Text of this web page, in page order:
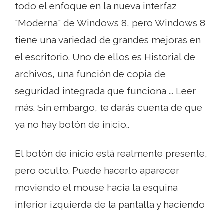
todo el enfoque en la nueva interfaz
"Moderna" de Windows 8, pero Windows 8
tiene una variedad de grandes mejoras en
el escritorio. Uno de ellos es Historial de
archivos, una función de copia de
seguridad integrada que funciona ... Leer
más. Sin embargo, te darás cuenta de que
ya no hay botón de inicio..
El botón de inicio está realmente presente,
pero oculto. Puede hacerlo aparecer
moviendo el mouse hacia la esquina
inferior izquierda de la pantalla y haciendo